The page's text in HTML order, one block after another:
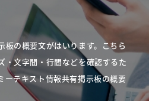
板の概要文がはいります。こちら
・文字間・行間などを確認するた
ーテキスト情報共有掲示板の概要